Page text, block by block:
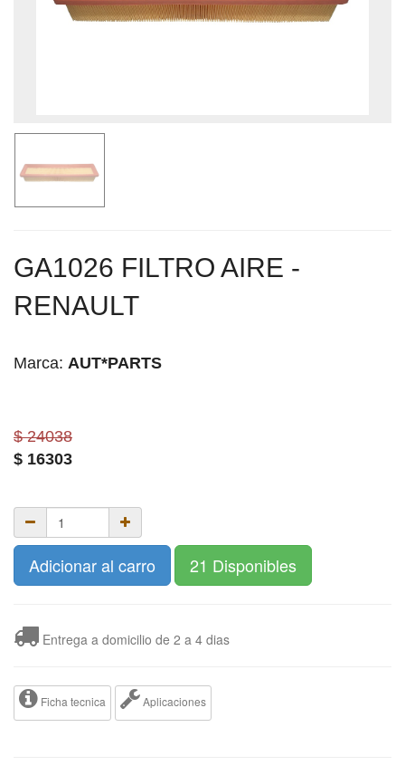
GA1026 FILTRO AIRE -
RENAULT
Marca: AUT*PARTS
$ 24038
$ 16303
Adicionar al carro 21 Disponibles
Entrega a domicilio de 2 a 4 dias
Ficha tecnica Aplicaciones